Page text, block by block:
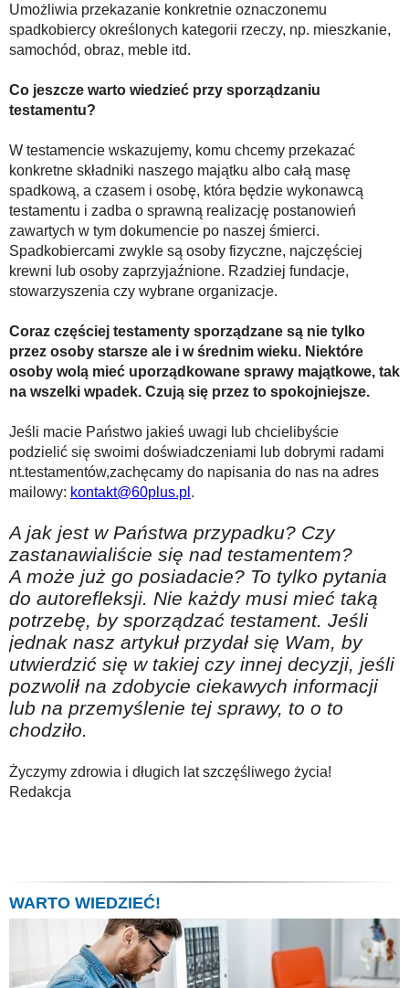
Umożliwia przekazanie konkretnie oznaczonemu
spadkobiercy określonych kategorii rzeczy, np. mieszkanie,
samochód, obraz, meble itd.
Co jeszcze warto wiedzieć przy sporządzaniu
testamentu?
W testamencie wskazujemy, komu chcemy przekazać
konkretne składniki naszego majątku albo całą masę
spadkową, a czasem i osobę, która będzie wykonawcą
testamentu i zadba o sprawną realizację postanowień
zawartych w tym dokumencie po naszej śmierci.
Spadkobiercami zwykle są osoby fizyczne, najczęściej
krewni lub osoby zaprzyjaźnione. Rzadziej fundacje,
stowarzyszenia czy wybrane organizacje.
Coraz częściej testamenty sporządzane są nie tylko
przez osoby starsze ale i w średnim wieku. Niektóre
osoby wolą mieć uporządkowane sprawy majątkowe, tak
na wszelki wpadek. Czują się przez to spokojniejsze.
Jeśli macie Państwo jakieś uwagi lub chcielibyście
podzielić się swoimi doświadczeniami lub dobrymi radami
nt.testamentów,zachęcamy do napisania do nas na adres
mailowy: kontakt@60plus.pl .
A jak jest w Państwa przypadku? Czy
zastanawialiście się nad testamentem?
A może już go posiadacie? To tylko pytania
do autorefleksji. Nie każdy musi mieć taką
potrzebę, by sporządzać testament. Jeśli
jednak nasz artykuł przydał się Wam, by
utwierdzić się w takiej czy innej decyzji, jeśli
pozwolił na zdobycie ciekawych informacji
lub na przemyślenie tej sprawy, to o to
chodziło.
Życzymy zdrowia i długich lat szczęśliwego życia!
Redakcja
WARTO WIEDZIEĆ!